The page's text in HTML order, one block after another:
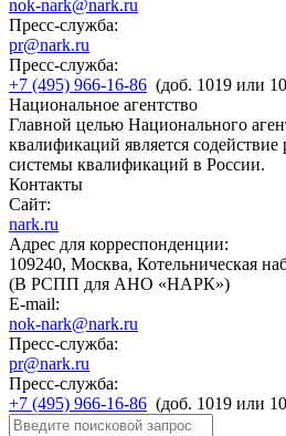
nok-nark@nark.ru
Пресс-служба:
pr@nark.ru
Пресс-служба:
+7 (495) 966-16-86 (доб. 1019 или
Национальное агентство
Главной целью Национального
квалификаций является
системы квалификаций в России.
Контакты
Сайт:
nark.ru
Адрес для корреспонденции:
109240, Москва, Котельническая
(В РСПП для АНО «НАРК»)
E-mail:
nok-nark@nark.ru
Пресс-служба:
pr@nark.ru
Пресс-служба:
+7 (495) 966-16-86 (доб. 1019 или